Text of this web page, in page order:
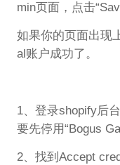
min页面，点击
如果你的页面出现
al账户成功了。
1、登录shopify后
要先停用“Bogus
2、找到Accept